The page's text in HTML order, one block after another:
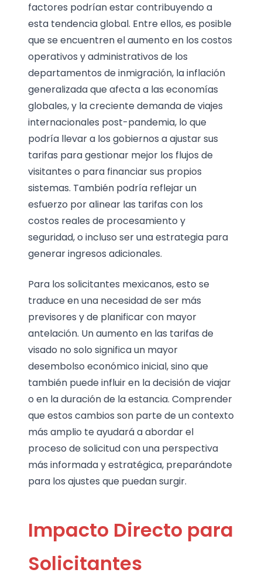
factores podrían estar contribuyendo a
esta tendencia global. Entre ellos, es posible
que se encuentren el aumento en los costos
operativos y administrativos de los
departamentos de inmigración, la inflación
generalizada que afecta a las economías
globales, y la creciente demanda de viajes
internacionales post-pandemia, lo que
podría llevar a los gobiernos a ajustar sus
tarifas para gestionar mejor los flujos de
visitantes o para financiar sus propios
sistemas. También podría reflejar un
esfuerzo por alinear las tarifas con los
costos reales de procesamiento y
seguridad, o incluso ser una estrategia para
generar ingresos adicionales.
Para los solicitantes mexicanos, esto se
traduce en una necesidad de ser más
previsores y de planificar con mayor
antelación. Un aumento en las tarifas de
visado no solo significa un mayor
desembolso económico inicial, sino que
también puede influir en la decisión de viajar
o en la duración de la estancia. Comprender
que estos cambios son parte de un contexto
más amplio te ayudará a abordar el
proceso de solicitud con una perspectiva
más informada y estratégica, preparándote
para los ajustes que puedan surgir.
Impacto Directo para
Solicitantes